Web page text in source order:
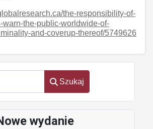
Szukaj
wydanie
the-responsibility-of-
warn-the-public-worldwide-of-
and-coverup-thereof/5749626